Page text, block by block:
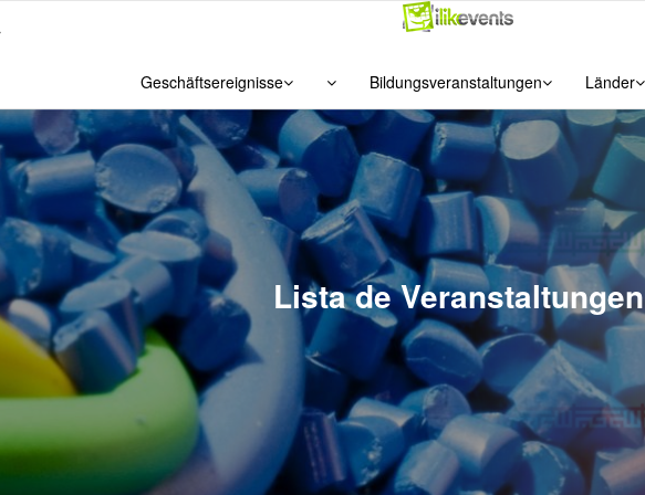
Geschäftsereignisse Bildungsveranstaltungen Länder
Lista de Veranstaltungen